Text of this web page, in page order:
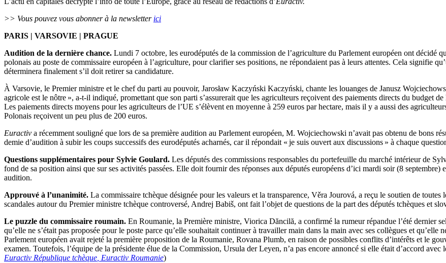
>> Vous pouvez vous abonner à la newsletter ici
PARIS | VARSOVIE | PRAGUE
Audition de la dernière chance. Lundi 7 octobre, les eurodéputés de la commission de l’agriculture du Parlement européen ont décidé
polonais au poste de commissaire européen à l’agriculture, pour clarifier ses positions, ne répondaient pas à leurs attentes. Cela signifie
déterminera finalement s’il doit retirer sa candidature.
À Varsovie, le Premier ministre et le chef du parti au pouvoir, Jarosław Kaczyński Kaczyński, chante les louanges de Janusz
agricole est le nôtre », a-t-il indiqué, promettant que son parti s’assurerait que les agriculteurs reçoivent des paiements directs du budget
Les paiements directs moyens pour les agriculteurs de l’UE s’élèvent en moyenne à 259 euros par hectare, mais il y a aussi des
Polonais reçoivent un peu plus de 200 euros.
Euractiv a récemment souligné que lors de sa première audition au Parlement européen, M. Wojciechowski n’avait pas obtenu de bons
demie d’audition à subir les coups successifs des eurodéputés acharnés, car il répondait « je suis ouvert aux discussions » à chaque
Questions supplémentaires pour Sylvie Goulard. Les députés des commissions responsables du portefeuille du marché intérieur de
fond de sa position ainsi que sur ses activités passées. Elle doit fournir des réponses aux députés européens d’ici mardi soir (8
audition.
Approuvé à l’unanimité. La commissaire tchèque désignée pour les valeurs et la transparence, Věra Jourová, a reçu le soutien de
scandales autour du Premier ministre tchèque controversé, Andrej Babiš, ont fait l’objet de questions de la part des députés tchèques et
Le puzzle du commissaire roumain. En Roumanie, la Première ministre, Viorica Dăncilă, a confirmé la rumeur répandue l’été dernier
qu’elle ne s’était pas proposée pour le poste parce qu’elle souhaitait continuer à travailler main dans la main avec ses collègues et
Parlement européen avait rejeté la première proposition de la Roumanie, Rovana Plumb, en raison de possibles conflits d’intérêts et le
examen. Toutefois, l’équipe de la présidente élue de la Commission, Ursula der Leyen, n’a pas encore annoncé si elle était d’accord avec
Euractiv République tchèque , Euractiv Roumanie)